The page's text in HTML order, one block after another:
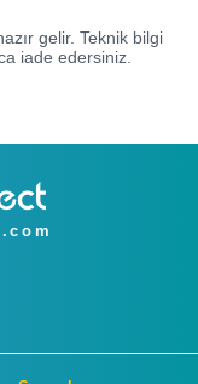
gelir. Teknik bilgi
iade edersiniz.